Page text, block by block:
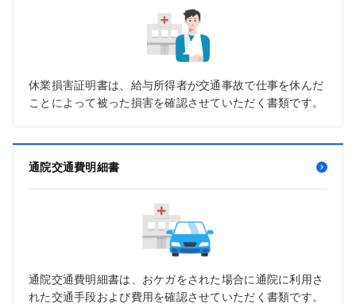
休業損害証明書は、給与所得者が交通事故で仕事を休んだ
ことによって被った損害を確認させていただく書類です。
通院交通費明細書
通院交通費明細書は、おケガをされた場合に通院に利用さ
れた交通手段および費用を確認させていただく書類です。